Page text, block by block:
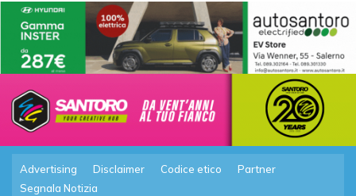
Advertising Disclaimer Codice etico
Partner
Segnala Notizia